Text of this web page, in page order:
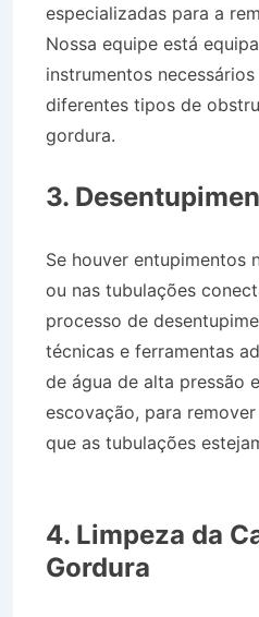
especializadas para a
Nossa equipe está
instrumentos
diferentes tipos de
gordura.
3.
Se houver entupimentos
ou nas tubulações
processo de
técnicas e ferramentas
de água de alta pressão
escovação, para
que as tubulações
4. Limpeza da
Gordura